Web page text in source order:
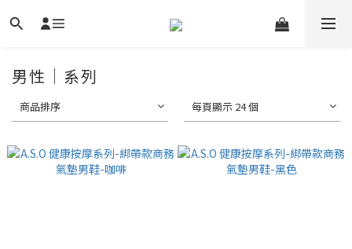
男性｜系列
商品排序 每頁顯示 24 個